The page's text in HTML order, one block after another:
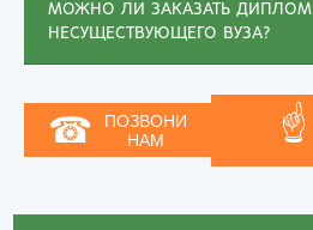
МОЖНО ЛИ ЗАКАЗАТЬ ДИПЛОМ
НЕСУЩЕСТВУЮЩЕГО ВУЗА?
☎
ПОЗВОНИ
НАМ
☝